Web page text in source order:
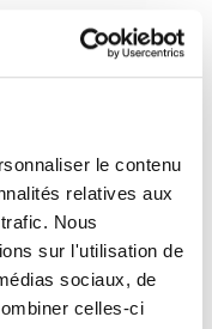
le contenu
relatives aux
Nous
sur l'utilisation de
sociaux, de
celles-ci